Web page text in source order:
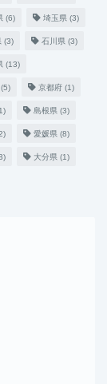
(6) 埼玉県 (3)
(3) 石川県 (3)
(13)
(5) 京都府 (1)
島根県 (3)
愛媛県 (8)
大分県 (1)